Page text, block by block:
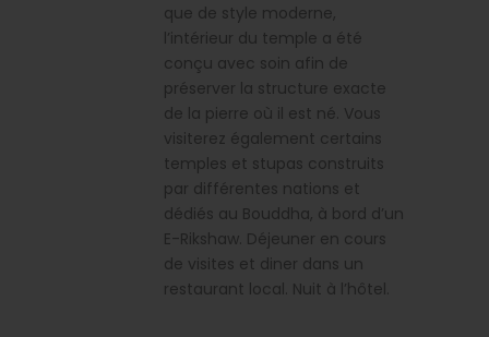
que de style moderne,
l’intérieur du temple a été
conçu avec soin afin de
préserver la structure exacte
de la pierre où il est né. Vous
visiterez également certains
temples et stupas construits
par différentes nations et
dédiés au Bouddha, à bord d’un
E-Rikshaw. Déjeuner en cours
de visites et diner dans un
restaurant local. Nuit à l’hôtel.